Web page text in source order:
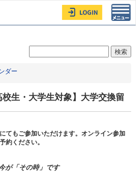
ダー
生・大学生対象】大学交換留
てもご参加いただけます。オンライン参加
約ください。
が「その時」です